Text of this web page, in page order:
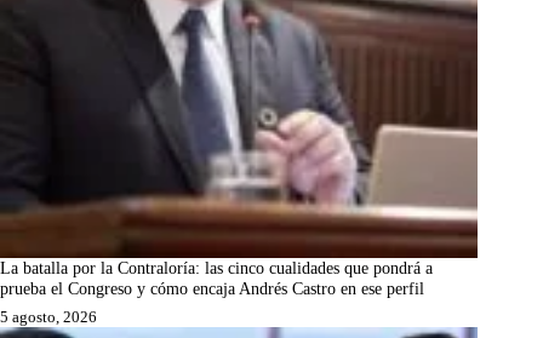
La batalla por la Contraloría: las cinco cualidades que pondrá a
prueba el Congreso y cómo encaja Andrés Castro en ese perfil
5 agosto, 2026